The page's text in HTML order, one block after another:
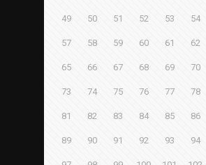
49 50 51 52 53 54
57 58 59 60 61 62
65 66 67 68 69 70
73 74 75 76 77 78
81 82 83 84 85 86
89 90 91 92 93 94